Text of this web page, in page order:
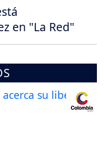
en "La Red"